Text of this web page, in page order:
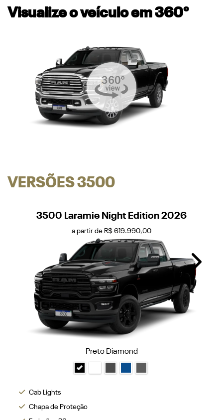
Visualize o veículo em 360°
VERSÕES 3500
3500 Laramie Night Edition 2026
a partir de R$ 619.990,00
Preto Diamond
Cab Lights
Chapa de Proteção
Next